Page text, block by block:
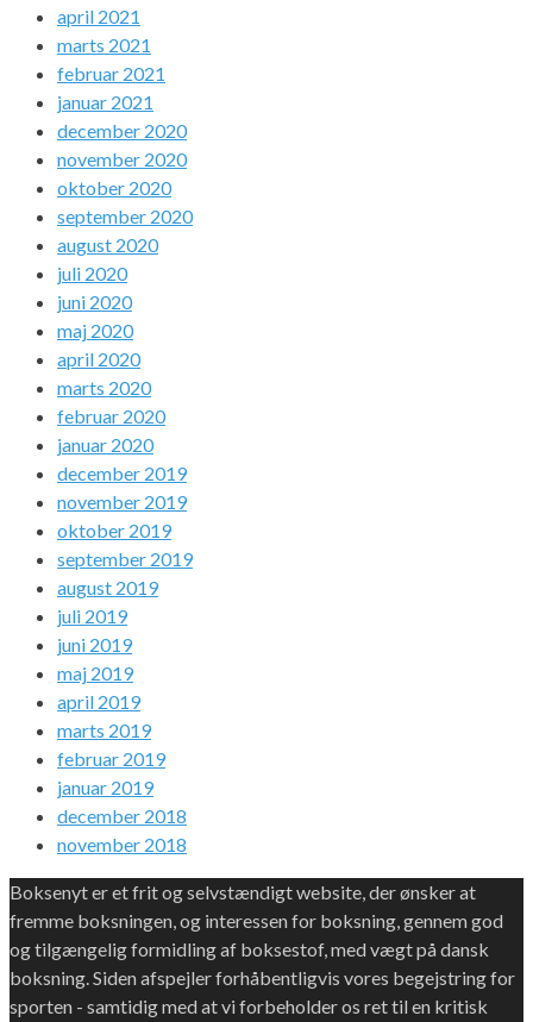
april 2021
marts 2021
februar 2021
januar 2021
december 2020
november 2020
oktober 2020
september 2020
august 2020
juli 2020
juni 2020
maj 2020
april 2020
marts 2020
februar 2020
januar 2020
december 2019
november 2019
oktober 2019
september 2019
august 2019
juli 2019
juni 2019
maj 2019
april 2019
marts 2019
februar 2019
januar 2019
december 2018
november 2018
Boksenyt er et frit og selvstændigt website, der ønsker at
fremme boksningen, og interessen for boksning, gennem god
og tilgængelig formidling af boksestof, med vægt på dansk
boksning. Siden afspejler forhåbentligvis vores begejstring for
sporten - samtidig med at vi forbeholder os ret til en kritisk